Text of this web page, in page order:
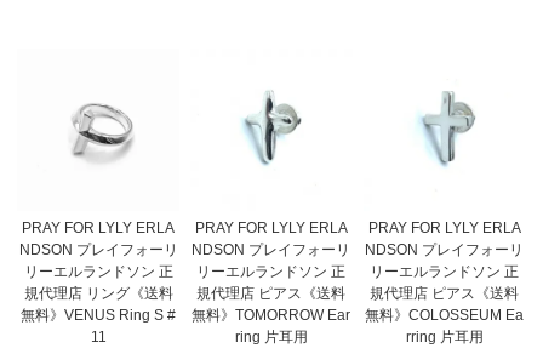
PRAY FOR LYLY ERLA
NDSON プレイフォーリ
リーエルランドソン 正
規代理店 リング《送料
無料》VENUS Ring S #
11
PRAY FOR LYLY ERLA
NDSON プレイフォーリ
リーエルランドソン 正
規代理店 ピアス《送料
無料》TOMORROW Ear
ring 片耳用
PRAY FOR LYLY ERLA
NDSON プレイフォーリ
リーエルランドソン 正
規代理店 ピアス《送料
無料》COLOSSEUM Ea
rring 片耳用